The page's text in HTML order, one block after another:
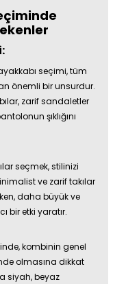
seçimi, tüm
önemli bir unsurdur.
zarif sandaletler
şıklığını
seçmek, stilinizi
ve zarif takılar
daha büyük ve
bir etki yaratır.
kombinin genel
olmasına dikkat
siyah, beyaz